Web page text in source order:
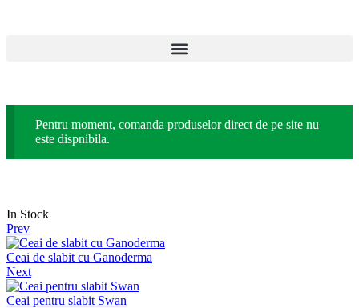
Pentru moment, comanda produselor direct de pe site nu
este dispnibila.
In Stock
Prev
Ceai de slabit cu Ganoderma
Next
Ceai pentru slabit Swan